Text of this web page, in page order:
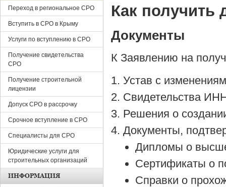
Как получить
Документы
К Заявлению на
Устав с
Свидетельства
Решения о
Документы,
Дипломы о
Сертификаты о
Справки о
Переход в региональное СРО
Вступить в СРО в Крыму
Услуги по вступлению в СРО
Получение свидетельства
СРО
Получение строительной
лицензии
Допуск СРО в рассрочку
Срочное вступление в СРО
Специалисты для СРО
Юридические услуги для
строительных организаций
ИНФОРМАЦИЯ